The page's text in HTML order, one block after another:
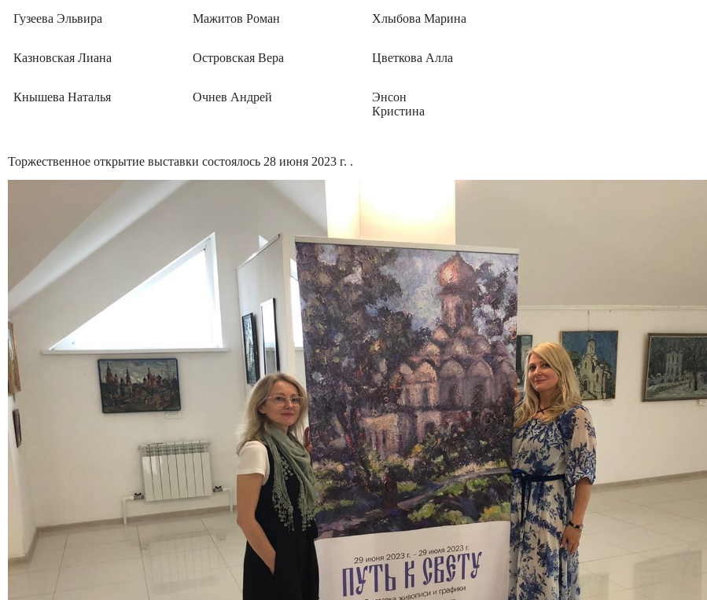
Гузеева Эльвира Мажитов Роман Хлыбова Марина
Казновская Лиана Островская Вера Цветкова Алла
Кнышева Наталья Очнев Андрей
Энсон
Кристина
Торжественное открытие выставки состоялось 28 июня 2023 г. .